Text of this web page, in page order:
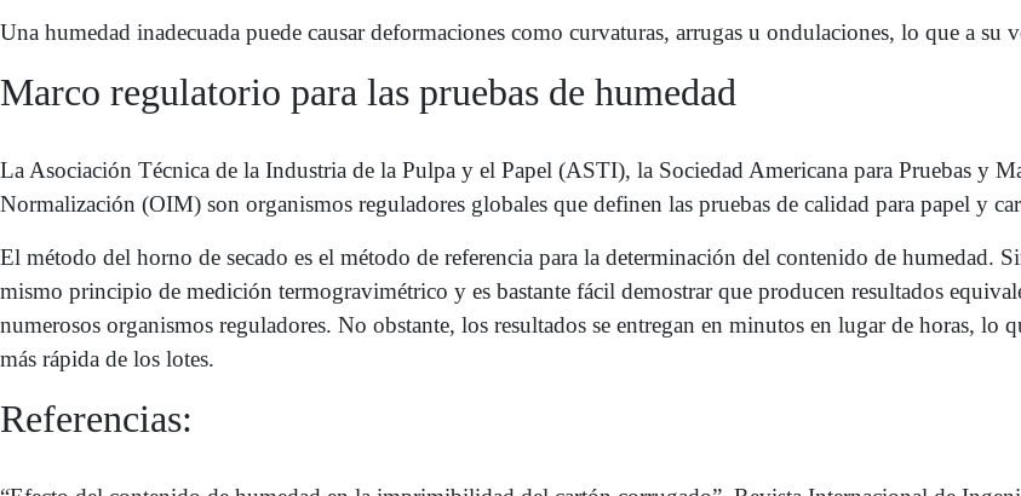
Una humedad inadecuada puede causar deformaciones como curvaturas, arrugas u ondulaciones, lo que a
Marco regulatorio para las pruebas de humedad
La Asociación Técnica de la Industria de la Pulpa y el Papel (ASTI), la Sociedad Americana para Pruebas y
Normalización (OIM) son organismos reguladores globales que definen las pruebas de calidad para papel y
El método del horno de secado es el método de referencia para la determinación del contenido de humedad.
mismo principio de medición termogravimétrico y es bastante fácil demostrar que producen resultados
numerosos organismos reguladores. No obstante, los resultados se entregan en minutos en lugar de horas,
más rápida de los lotes.
Referencias: